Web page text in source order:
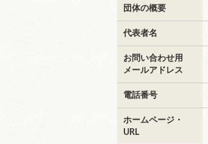
団体の概要
代表者名
お問い合わせ用
メールアドレス
電話番号
ホームページ・
URL